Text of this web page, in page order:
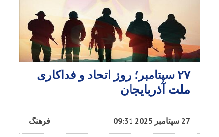
۲۷ سپتامبر؛ روز اتحاد و فداکاری
ملت آذربایجان
فرهنگ 27 سپتامبر 2025 09:31